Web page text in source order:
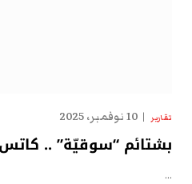
تقارير 10 نوفمبر، 2025
بشتائم “سوقيّة” ..
…